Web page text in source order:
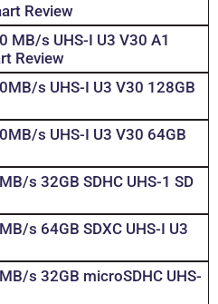
Review
MB/s UHS-I U3 V30 A1
Review
s UHS-I U3 V30 128GB
s UHS-I U3 V30 64GB
s 32GB SDHC UHS-1 SD
s 64GB SDXC UHS-I U3
s 32GB microSDHC UHS-